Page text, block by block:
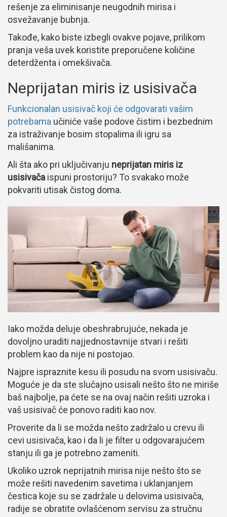
rešenje za eliminisanje neugodnih mirisa i
osvežavanje bubnja.
Takođe, kako biste izbegli ovakve pojave, prilikom
pranja veša uvek koristite preporučene količine
deterdženta i omekšivača.
Neprijatan miris iz usisivača
Funkcionalan usisivač koji će odgovarati vašim
potrebama učiniće vaše podove čistim i bezbednim
za istraživanje bosim stopalima ili igru sa
mališanima.
Ali šta ako pri uključivanju neprijatan miris iz
usisivača ispuni prostoriju? To svakako može
pokvariti utisak čistog doma.
Iako možda deluje obeshrabrujuće, nekada je
dovoljno uraditi najjednostavnije stvari i rešiti
problem kao da nije ni postojao.
Najpre ispraznite kesu ili posudu na svom usisivaču.
Moguće je da ste slučajno usisali nešto što ne miriše
baš najbolje, pa ćete se na ovaj način rešiti uzroka i
vaš usisivač će ponovo raditi kao nov.
Proverite da li se možda nešto zadržalo u crevu ili
cevi usisivača, kao i da li je filter u odgovarajućem
stanju ili ga je potrebno zameniti.
Ukoliko uzrok neprijatnih mirisa nije nešto što se
može rešiti navedenim savetima i uklanjanjem
čestica koje su se zadržale u delovima usisivača,
radije se obratite ovlašćenom servisu za stručnu